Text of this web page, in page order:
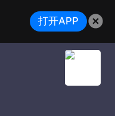
打开APP